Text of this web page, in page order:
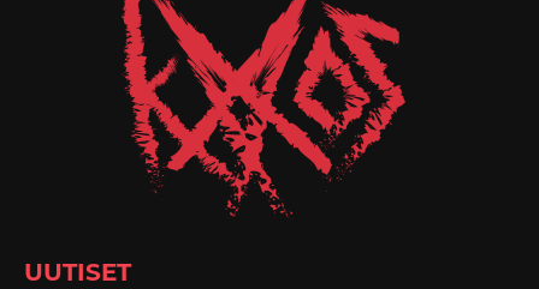
UUTISET